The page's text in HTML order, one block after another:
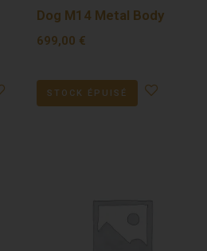
Dog M14 Metal Body
699,00 €
STOCK ÉPUISÉ